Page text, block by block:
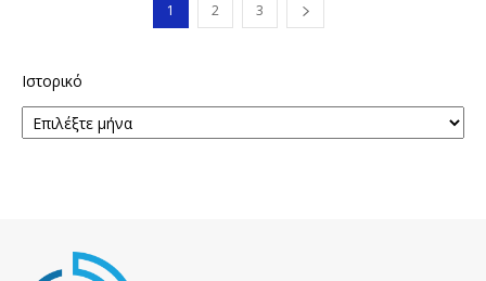
1 2 3
Ιστορικό